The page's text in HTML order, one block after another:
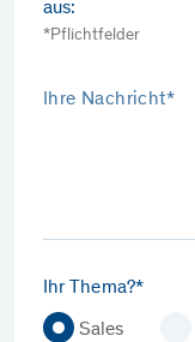
aus:
*Pflichtfelder
Ihre Nachricht*
Ihr Thema?*
Sales